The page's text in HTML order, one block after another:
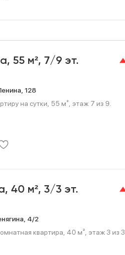
55 м², 7/9 эт.
128
на сутки, 55 м², этаж 7 из 9.
40 м², 3/3 эт.
4/2
квартира, 40 м², этаж 3 из 3.